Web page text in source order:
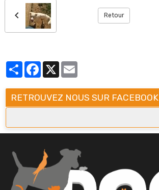
Retour
PartagerFacebook
X
RETROUVEZ NOUS SUR FACEBOOK